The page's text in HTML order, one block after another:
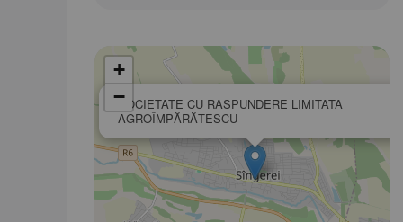
SOCIETATE CU RASPUNDERE LIMITATA
AGROÎMPĂRĂTESCU
+
−